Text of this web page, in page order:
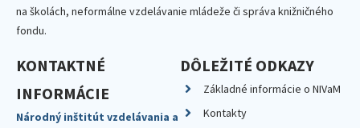
na školách, neformálne vzdelávanie mládeže či správa knižničného
fondu.
KONTAKTNÉ
INFORMÁCIE
Národný inštitút vzdelávania a
DÔLEŽITÉ ODKAZY
Základné informácie o NIVaM
Kontakty